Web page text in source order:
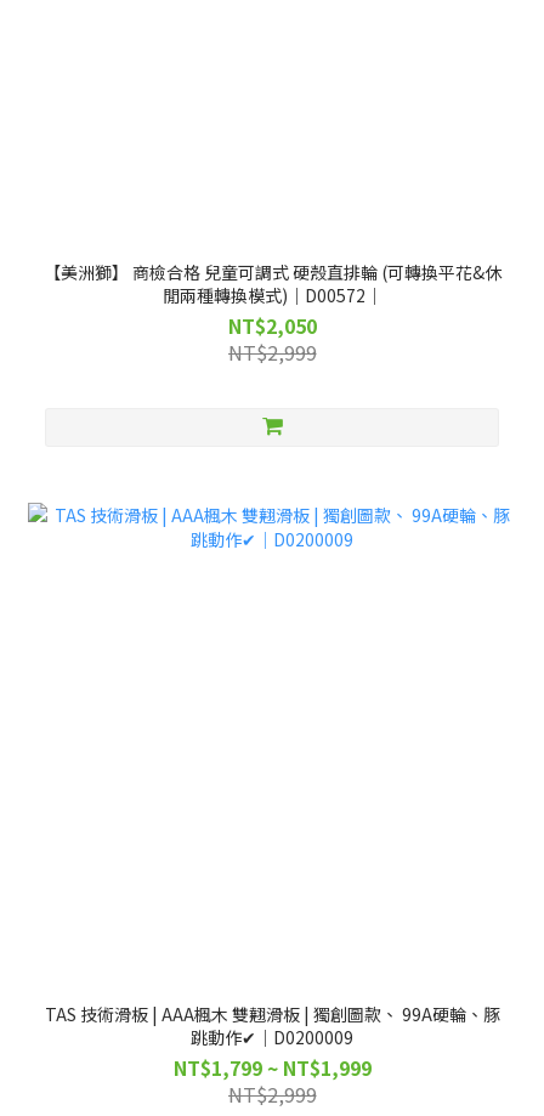
【美洲獅】 商檢合格 兒童可調式 硬殼直排輪 (可轉換平花&休
閒兩種轉換模式)｜D00572｜
NT$2,050
NT$2,999
TAS 技術滑板 | AAA楓木 雙翹滑板 | 獨創圖款、 99A硬輪、豚
跳動作✔｜D0200009
NT$1,799 ~ NT$1,999
NT$2,999